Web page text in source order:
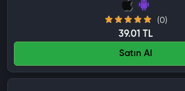
(0)
39.01 TL
Satın Al